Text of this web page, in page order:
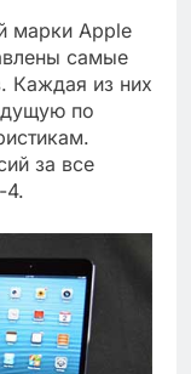
марки Apple
самые
Каждая из них
по
за все
4.